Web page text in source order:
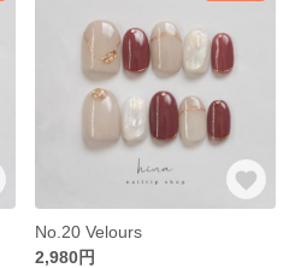
No.20 Velours
2,980円